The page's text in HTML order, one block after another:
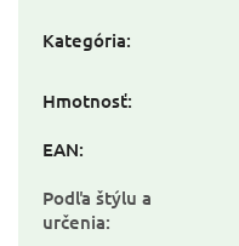
Kategória:
Hmotnosť:
EAN:
Podľa štýlu a
určenia: